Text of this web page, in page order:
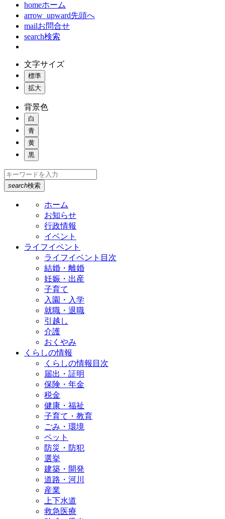
homeホーム
arrow_upward先頭へ
mailお問合せ
search検索
文字サイズ
標準
拡大
背景色
白
青
黄
黒
search検索
ホーム
お知らせ
行政情報
イベント
ライフイベント
ライフイベント目次
結婚・離婚
妊娠・出産
子育て
入園・入学
就職・退職
引越し
介護
おくやみ
くらしの情報
くらしの情報目次
届出・証明
保険・年金
税金
健康・福祉
子育て・教育
ごみ・環境
ペット
防災・防犯
選挙
建築・開発
道路・河川
産業
上下水道
救急医療